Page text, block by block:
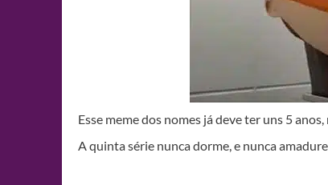
Esse meme dos nomes já deve ter uns 5
A quinta série nunca dorme, e nunca